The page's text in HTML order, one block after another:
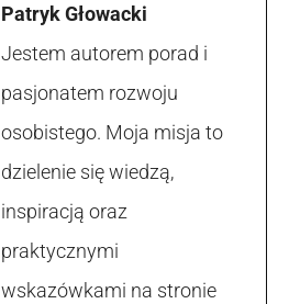
Patryk Głowacki
Jestem autorem porad i
pasjonatem rozwoju
osobistego. Moja misja to
dzielenie się wiedzą,
inspiracją oraz
praktycznymi
wskazówkami na stronie